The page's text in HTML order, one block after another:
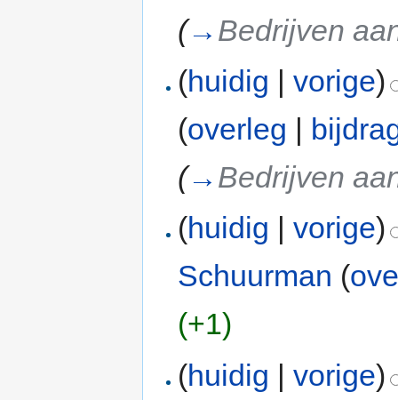
(→ Bedrijven
(huidig |vorige)
(overleg |
(→ Bedrijven
(huidig |vorige)
Schuurman (
(+1)
(huidig |vorige)